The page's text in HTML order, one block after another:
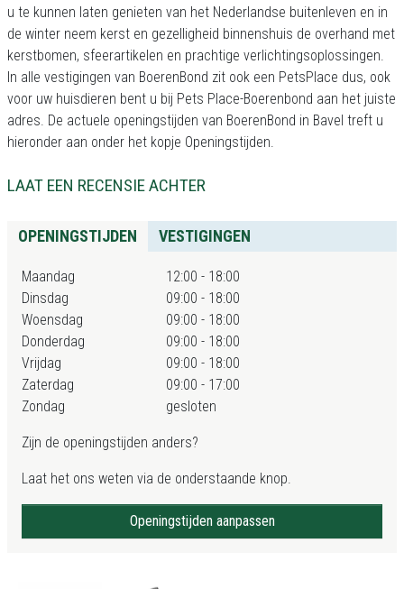
u te kunnen laten genieten van het Nederlandse buitenleven en in
de winter neem kerst en gezelligheid binnenshuis de overhand met
kerstbomen, sfeerartikelen en prachtige verlichtingsoplossingen.
In alle vestigingen van BoerenBond zit ook een PetsPlace dus, ook
voor uw huisdieren bent u bij Pets Place-Boerenbond aan het juiste
adres. De actuele openingstijden van BoerenBond in Bavel treft u
hieronder aan onder het kopje Openingstijden.
LAAT EEN RECENSIE ACHTER
OPENINGSTIJDEN VESTIGINGEN
Maandag
12:00 - 18:00
Dinsdag
09:00 - 18:00
Woensdag
09:00 - 18:00
Donderdag
09:00 - 18:00
Vrijdag
09:00 - 18:00
Zaterdag
09:00 - 17:00
Zondag
gesloten
Zijn de openingstijden anders?
Laat het ons weten via de onderstaande knop.
Openingstijden aanpassen